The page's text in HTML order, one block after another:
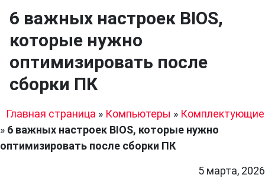
6 важных настроек BIOS,
которые нужно
оптимизировать после
сборки ПК
Главная страница » Компьютеры » Комплектующие
» 6 важных настроек BIOS, которые нужно
оптимизировать после сборки ПК
5 марта, 2026